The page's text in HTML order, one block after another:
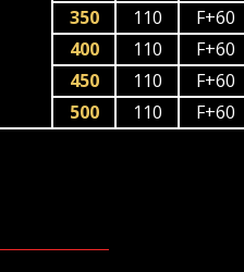
350
110 F+60
400
110 F+60
450
110 F+60
500
110 F+60